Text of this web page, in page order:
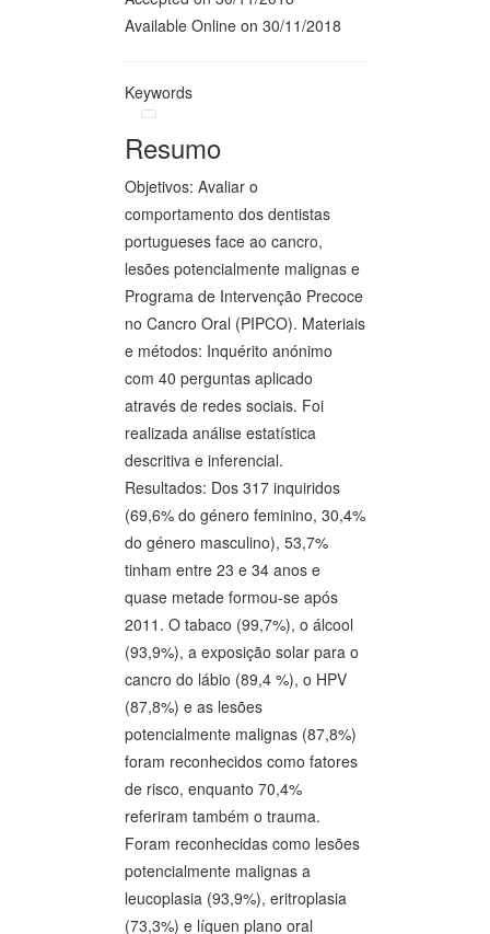
Available Online on 30/11/2018
Keywords
Resumo
Objetivos: Avaliar o
comportamento dos dentistas
portugueses face ao cancro,
lesões potencialmente malignas e
Programa de Intervenção Precoce
no Cancro Oral (PIPCO). Materiais
e métodos: Inquérito anónimo
com 40 perguntas aplicado
através de redes sociais. Foi
realizada análise estatística
descritiva e inferencial.
Resultados: Dos 317 inquiridos
(69,6% do género feminino, 30,4%
do género masculino), 53,7%
tinham entre 23 e 34 anos e
quase metade formou-se após
2011. O tabaco (99,7%), o álcool
(93,9%), a exposição solar para o
cancro do lábio (89,4 %), o HPV
(87,8%) e as lesões
potencialmente malignas (87,8%)
foram reconhecidos como fatores
de risco, enquanto 70,4%
referiram também o trauma.
Foram reconhecidas como lesões
potencialmente malignas a
leucoplasia (93,9%), eritroplasia
(73,3%) e líquen plano oral